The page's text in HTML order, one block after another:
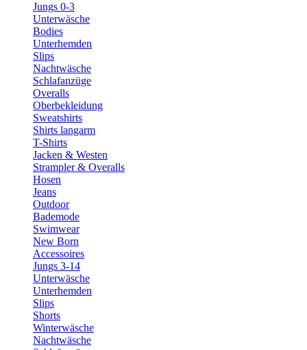
Jungs 0-3
Unterwäsche
Bodies
Unterhemden
Slips
Nachtwäsche
Schlafanzüge
Overalls
Oberbekleidung
Sweatshirts
Shirts langarm
T-Shirts
Jacken & Westen
Strampler & Overalls
Hosen
Jeans
Outdoor
Bademode
Swimwear
New Born
Accessoires
Jungs 3-14
Unterwäsche
Unterhemden
Slips
Shorts
Winterwäsche
Nachtwäsche